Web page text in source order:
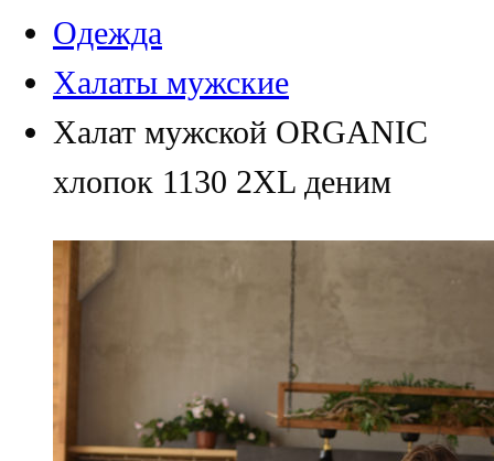
Одежда
Халаты мужские
Халат мужской ORGANIC
хлопок 1130 2XL деним